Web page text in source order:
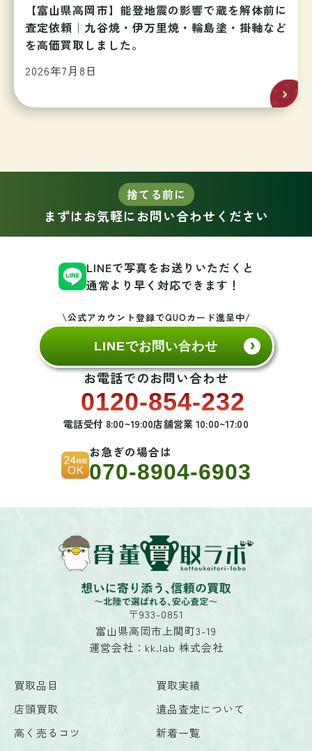
【富山県高岡市】能登地震の影響で蔵を解体前に
査定依頼｜九谷焼・伊万里焼・輪島塗・掛軸など
を高価買取しました。
2026年7月8日
捨てる前に
まずはお気軽にお問い合わせください
LINEで写真をお送りいただくと
通常より早く対応できます！
\公式アカウント登録でQUOカード進呈中/
LINEでお問い合わせ
お電話でのお問い合わせ
0120-854-232
電話受付 8:00~19:00店舗営業 10:00~17:00
お急ぎの場合は
070-8904-6903
〒933-0851
富山県高岡市上関町3-19
運営会社：kk.lab 株式会社
買取品目
買取実績
店頭買取
遺品査定について
高く売るコツ
新着一覧